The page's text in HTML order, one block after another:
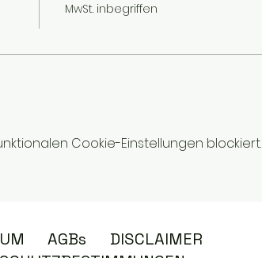
MwSt. inbegriffen
Cookie-Einstellungen blockiert.
AGBs
DISCLAIMER